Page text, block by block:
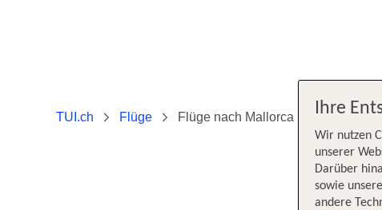
TUI.ch Flüge Flüge nach Mallorca Ihre
Wir nutzen
unserer
Darüber
sowie
andere